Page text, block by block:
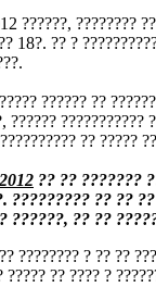
??????, ????????
18?. ?? ?
?????? ??
?? ?????
?? ?? ???????
?? ??
??????, ?? ??
???????? ? ?? ??
?? ???? ?